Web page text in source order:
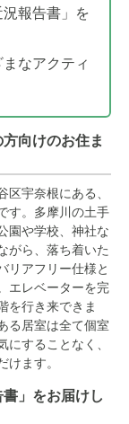
報告書」を
なアクティ
向けのお住ま
区宇奈根にある、
す。多摩川の土手
園や学校、神社な
がら、落ち着いた
リアフリー仕様と
エレベーターを完
を行き来できま
る居室は全て個室
することなく、
ます。
」をお届けし